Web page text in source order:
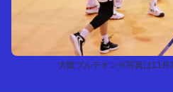
大阪ブルテオン※写真は11月